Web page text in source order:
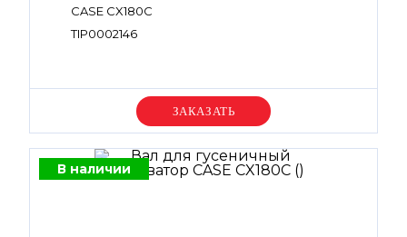
CASE CX180C
TIP0002146
Уточняйте цену
В наличии